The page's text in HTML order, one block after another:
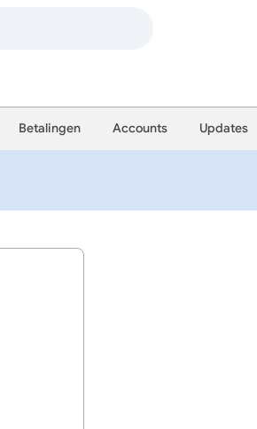
Betalingen Accounts Updates